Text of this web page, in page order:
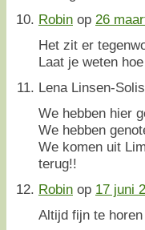
Robin op 26
Het zit er
Laat je weten
Lena Linsen-
We hebben hier
We hebben
We komen uit
terug!!
Robin op 17 juni
Altijd fijn te